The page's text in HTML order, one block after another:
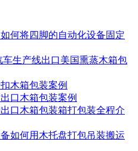
何将四脚的自动化设备固定
车生产线出口美国熏蒸木箱包
木箱包装案例
口木箱包装案例
口木箱包装箱打包装全程介
如何用木托盘打包吊装搬运